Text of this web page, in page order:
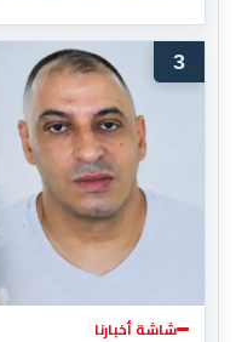
3
شاشة أخبارنا